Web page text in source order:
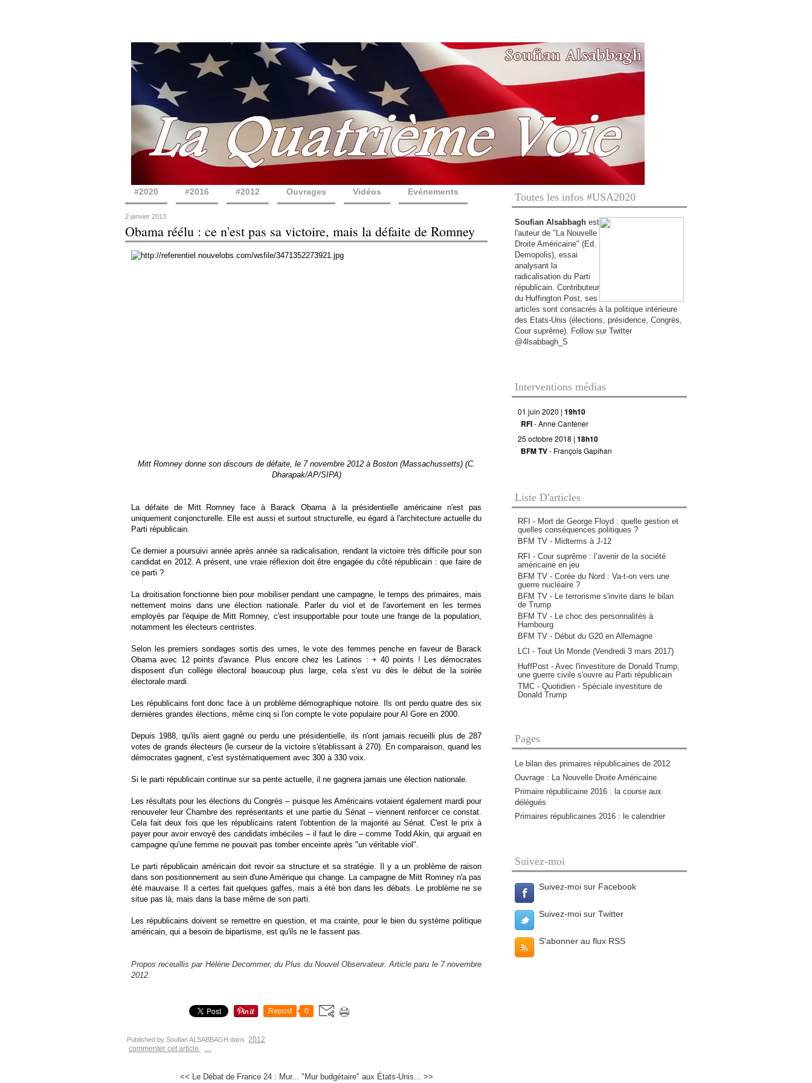
#2020 #2016 #2012 Ouvrages Vidéos Evénements
2 janvier 2013
Obama réélu : ce n'est pas sa victoire, mais la défaite de Romney
Mitt Romney donne son discours de défaite, le 7 novembre 2012 à Boston (Massachussetts) (C.
Dharapak/AP/SIPA)
La défaite de Mitt Romney face à Barack Obama à la présidentielle américaine n'est pas
uniquement conjoncturelle. Elle est aussi et surtout structurelle, eu égard à l'architecture actuelle du
Parti républicain.
Ce dernier a poursuivi année après année sa radicalisation, rendant la victoire très difficile pour son
candidat en 2012. A présent, une vraie réflexion doit être engagée du côté républicain : que faire de
ce parti ?
La droitisation fonctionne bien pour mobiliser pendant une campagne, le temps des primaires, mais
nettement moins dans une élection nationale. Parler du viol et de l'avortement en les termes
employés par l'équipe de Mitt Romney, c'est insupportable pour toute une frange de la population,
notamment les électeurs centristes.
Selon les premiers sondages sortis des urnes, le vote des femmes penche en faveur de Barack
Obama avec 12 points d'avance. Plus encore chez les Latinos : + 40 points ! Les démocrates
disposent d'un collège électoral beaucoup plus large, cela s'est vu dès le début de la soirée
électorale mardi.
Les républicains font donc face à un problème démographique notoire. Ils ont perdu quatre des six
dernières grandes élections, même cinq si l'on compte le vote populaire pour Al Gore en 2000.
Depuis 1988, qu'ils aient gagné ou perdu une présidentielle, ils n'ont jamais recueilli plus de 287
votes de grands électeurs (le curseur de la victoire s'établissant à 270). En comparaison, quand les
démocrates gagnent, c'est systématiquement avec 300 à 330 voix.
Si le parti républicain continue sur sa pente actuelle, il ne gagnera jamais une élection nationale.
Les résultats pour les élections du Congrès – puisque les Américains votaient également mardi pour
renouveler leur Chambre des représentants et une partie du Sénat – viennent renforcer ce constat.
Cela fait deux fois que les républicains ratent l'obtention de la majorité au Sénat. C'est le prix à
payer pour avoir envoyé des candidats imbéciles – il faut le dire – comme Todd Akin, qui arguait en
campagne qu'une femme ne pouvait pas tomber enceinte après "un véritable viol".
Le parti républicain américain doit revoir sa structure et sa stratégie. Il y a un problème de raison
dans son positionnement au sein d'une Amérique qui change. La campagne de Mitt Romney n'a pas
été mauvaise. Il a certes fait quelques gaffes, mais a été bon dans les débats. Le problème ne se
situe pas là, mais dans la base même de son parti.
Les républicains doivent se remettre en question, et ma crainte, pour le bien du système politique
américain, qui a besoin de bipartisme, est qu'ils ne le fassent pas.
Propos receuillis par Hélène Decommer, du Plus du Nouvel Observateur. Article paru le 7 novembre
2012.
Repost 0
Published by Soufian ALSABBAGH dans 2012
commenter cet article
…
<< Le Débat de France 24 : Mur... "Mur budgétaire" aux États-Unis... >>
Toutes les infos #USA2020
Soufian Alsabbagh est
l'auteur de "La Nouvelle
Droite Américaine" (Ed.
Demopolis), essai
analysant la
radicalisation du Parti
républicain. Contributeur
du Huffington Post, ses
articles sont consacrés à la politique intérieure
des Etats-Unis (élections, présidence, Congrès,
Cour suprême). Follow sur Twitter
@4lsabbagh_S
Interventions médias
01 juin 2020 | 19h10
RFI- Anne Cantener
25 octobre 2018 | 18h10
BFM TV- François Gapihan
Liste D'articles
RFI - Mort de George Floyd : quelle gestion et
quelles conséquences politiques ?
BFM TV - Midterms à J-12
RFI - Cour suprême : l’avenir de la société
américaine en jeu
BFM TV - Corée du Nord : Va-t-on vers une
guerre nucléaire ?
BFM TV - Le terrorisme s'invite dans le bilan
de Trump
BFM TV - Le choc des personnalités à
Hambourg
BFM TV - Début du G20 en Allemagne
LCI - Tout Un Monde (Vendredi 3 mars 2017)
HuffPost - Avec l'investiture de Donald Trump,
une guerre civile s'ouvre au Parti républicain
TMC - Quotidien - Spéciale investiture de
Donald Trump
Pages
Le bilan des primaires républicaines de 2012
Ouvrage : La Nouvelle Droite Américaine
Primaire républicaine 2016 : la course aux
délégués
Primaires républicaines 2016 : le calendrier
Suivez-moi
Suivez-moi sur Facebook
Suivez-moi sur Twitter
S'abonner au flux RSS